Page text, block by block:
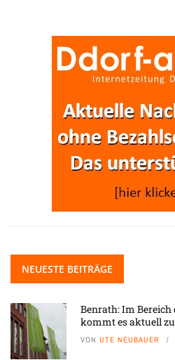
NEUESTE BEITRÄGE
Benrath: Im Bereich
kommt es aktuell
VON UTE NEUBAUER